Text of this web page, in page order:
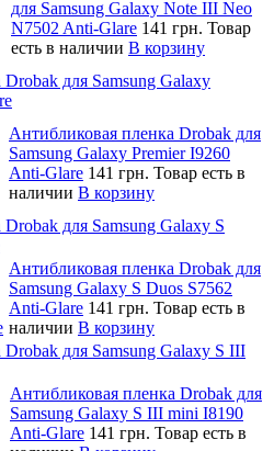
для Samsung Galaxy Note III Neo
N7502 Anti-Glare 141 грн. Товар
есть в наличии В корзину
для Samsung Galaxy
Антибликовая пленка Drobak для
Samsung Galaxy Premier I9260
Anti-Glare 141 грн. Товар есть в
наличии В корзину
для Samsung Galaxy S
Антибликовая пленка Drobak для
Samsung Galaxy S Duos S7562
Anti-Glare 141 грн. Товар есть в
наличии В корзину
для Samsung Galaxy S III
Антибликовая пленка Drobak для
Samsung Galaxy S III mini I8190
Anti-Glare 141 грн. Товар есть в